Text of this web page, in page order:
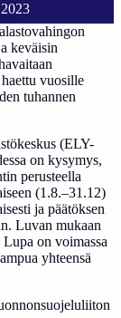
keväisin
vuosille
tuhannen
(ELY-
on kysymys,
perusteella
(1.8.–31.12)
ja päätöksen
Luvan mukaan
on voimassa
yhteensä